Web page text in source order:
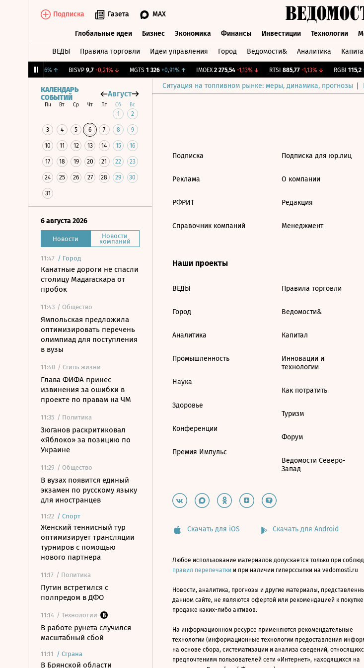
Подписка Газета MAX
Глобальные идеи Бизнес Экономика Финансы Инвестиции Технологии
ВЕДЫ Правила торговли Идеи управления Город Ведомости& Аналитика
+0,46%↑ BISVP 9,7 -0,21%↓ MGTS 1 326 +0,91%↑ IMOEX 2 275,54 -1,13%↓ RTSI 885,77 -1,13%↓ RGBI 115,2
Ситуация на топливном рынке: меры, динамика, прогнозы
КАЛЕНДАРЬ
СОБЫТИЙ
Август
Пн Вт Ср Чт Пт Сб Вс
1 2
3 4 5 6 7 8 9
10 11 12 13 14 15 16
17 18 19 20 21 22 23
24 25 26 27 28 29 30
31
6 августа 2026
Новости Новости
компаний
11:47 / Город
Канатные дороги не спасли
столицу Мадагаскара от
пробок
11:43 / Общество
Ямпольская предложила
оптимизировать перечень
олимпиад для поступления
в вузы
11:40 / Стиль жизни
Глава ФИФА принес
извинения за ошибки в
проекте по правам на ЧМ
11:35 / Политика
Зюганов раскритиковал
«Яблоко» за позицию по
Украине
11:29 / Общество
В вузах появится единый
экзамен по русскому языку
для иностранцев
11:22 / Спорт
Женский теннисный тур
оптимизирует трансляции
турниров с помощью
нового партнера
11:17 / Политика
Путин встретился с
полпредом в ДФО
11:14 / Технологии
В работе рунета случился
масштабный сбой
11:11 / Страна
В Брянской области
Подписка
Реклама
РФРИТ
Справочник компаний
Подписка для юр.лиц
О компании
Редакция
Менеджмент
Наши проекты
ВЕДЫ
Город
Аналитика
Промышленность
Наука
Здоровье
Конференции
Премия Импульс
Правила торговли
Ведомости&
Капитал
Инновации и
технологии
Как потратить
Туризм
Форум
Ведомости Северо-
Запад
Скачать для iOS Скачать для Android
Любое использование материалов допускается только при
правил перепечатки и при наличии гиперссылки на vedomosti.ru
Новости, аналитика, прогнозы и другие материалы,
данном сайте, не являются офертой или рекомендацией к
продаже каких-либо активов.
На информационном ресурсе применяются рекомендательные
технологии (информационные технологии предоставления
на основе сбора, систематизации и анализа сведений,
предпочтениям пользователей сети «Интернет», находящихся на